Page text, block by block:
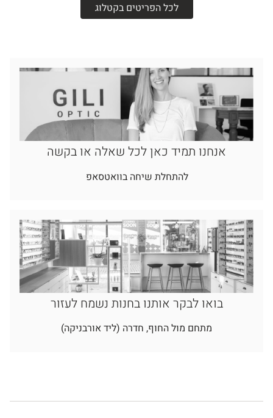
לכל הפריטים בקטלוג
אנחנו תמיד כאן לכל שאלה או בקשה
להתחלת שיחה בוואטסאפ
בואו לבקר אותנו בחנות נשמח לעזור
מתחם מול החוף, חדרה (ליד אורבניקה)